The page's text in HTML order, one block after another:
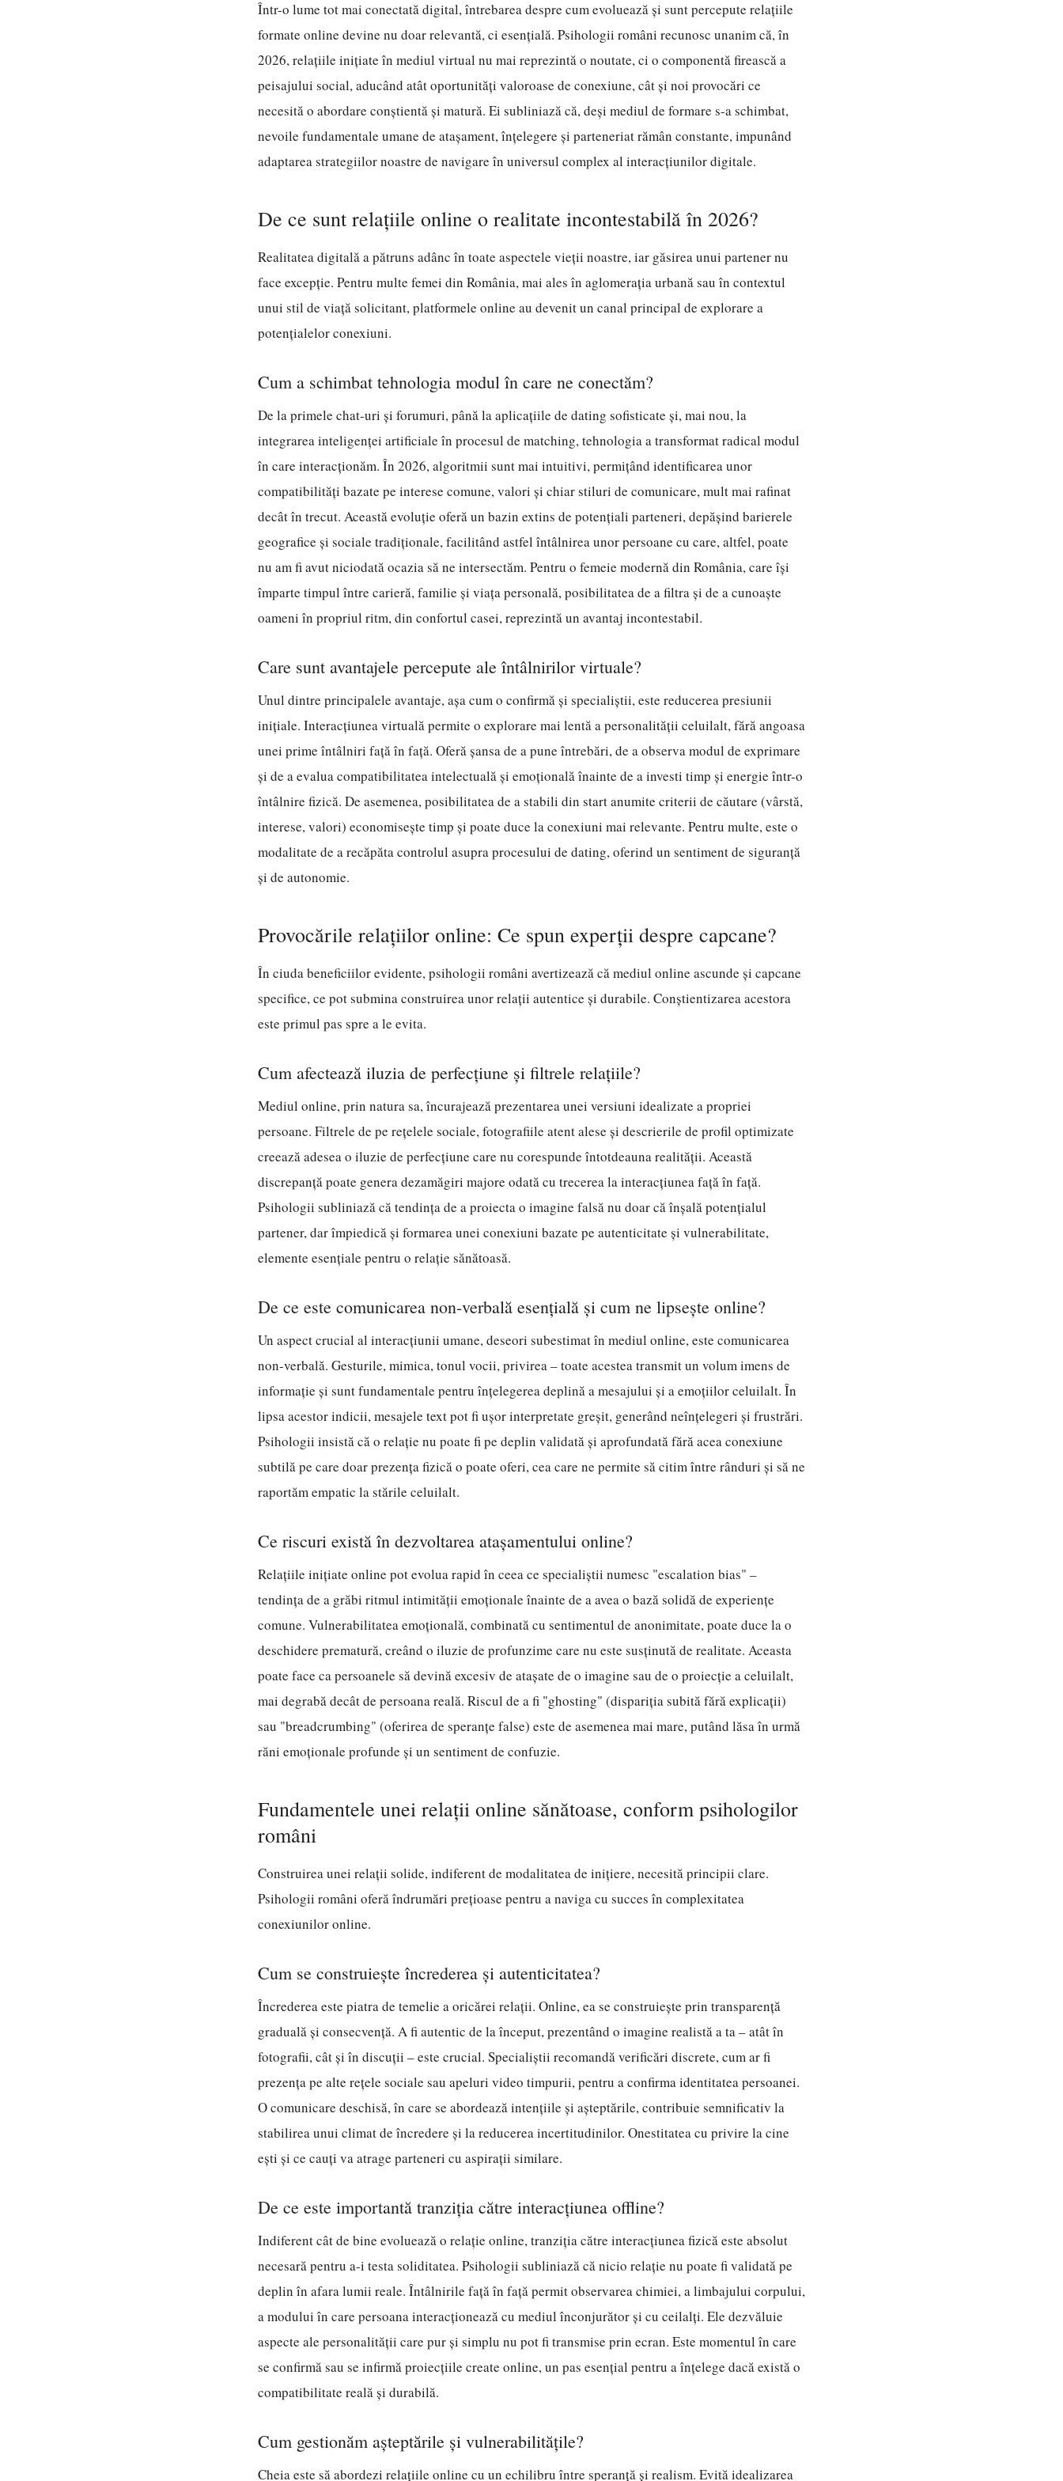
Într-o lume tot mai conectată digital, întrebarea despre cum evoluează și sunt percepute relațiile
formate online devine nu doar relevantă, ci esențială. Psihologii români recunosc unanim că, în
2026, relațiile inițiate în mediul virtual nu mai reprezintă o noutate, ci o componentă firească a
peisajului social, aducând atât oportunități valoroase de conexiune, cât și noi provocări ce
necesită o abordare conștientă și matură. Ei subliniază că, deși mediul de formare s-a schimbat,
nevoile fundamentale umane de atașament, înțelegere și parteneriat rămân constante, impunând
adaptarea strategiilor noastre de navigare în universul complex al interacțiunilor digitale.
De ce sunt relațiile online o realitate incontestabilă în 2026?
Realitatea digitală a pătruns adânc în toate aspectele vieții noastre, iar găsirea unui partener nu
face excepție. Pentru multe femei din România, mai ales în aglomerația urbană sau în contextul
unui stil de viață solicitant, platformele online au devenit un canal principal de explorare a
potențialelor conexiuni.
Cum a schimbat tehnologia modul în care ne conectăm?
De la primele chat-uri și forumuri, până la aplicațiile de dating sofisticate și, mai nou, la
integrarea inteligenței artificiale în procesul de matching, tehnologia a transformat radical modul
în care interacționăm. În 2026, algoritmii sunt mai intuitivi, permițând identificarea unor
compatibilități bazate pe interese comune, valori și chiar stiluri de comunicare, mult mai rafinat
decât în trecut. Această evoluție oferă un bazin extins de potențiali parteneri, depășind barierele
geografice și sociale tradiționale, facilitând astfel întâlnirea unor persoane cu care, altfel, poate
nu am fi avut niciodată ocazia să ne intersectăm. Pentru o femeie modernă din România, care își
împarte timpul între carieră, familie și viața personală, posibilitatea de a filtra și de a cunoaște
oameni în propriul ritm, din confortul casei, reprezintă un avantaj incontestabil.
Care sunt avantajele percepute ale întâlnirilor virtuale?
Unul dintre principalele avantaje, așa cum o confirmă și specialiștii, este reducerea presiunii
inițiale. Interacțiunea virtuală permite o explorare mai lentă a personalității celuilalt, fără angoasa
unei prime întâlniri față în față. Oferă șansa de a pune întrebări, de a observa modul de exprimare
și de a evalua compatibilitatea intelectuală și emoțională înainte de a investi timp și energie într-o
întâlnire fizică. De asemenea, posibilitatea de a stabili din start anumite criterii de căutare (vârstă,
interese, valori) economisește timp și poate duce la conexiuni mai relevante. Pentru multe, este o
modalitate de a recăpăta controlul asupra procesului de dating, oferind un sentiment de siguranță
și de autonomie.
Provocările relațiilor online: Ce spun experții despre capcane?
În ciuda beneficiilor evidente, psihologii români avertizează că mediul online ascunde și capcane
specifice, ce pot submina construirea unor relații autentice și durabile. Conștientizarea acestora
este primul pas spre a le evita.
Cum afectează iluzia de perfecțiune și filtrele relațiile?
Mediul online, prin natura sa, încurajează prezentarea unei versiuni idealizate a propriei
persoane. Filtrele de pe rețelele sociale, fotografiile atent alese și descrierile de profil optimizate
creează adesea o iluzie de perfecțiune care nu corespunde întotdeauna realității. Această
discrepanță poate genera dezamăgiri majore odată cu trecerea la interacțiunea față în față.
Psihologii subliniază că tendința de a proiecta o imagine falsă nu doar că înșală potențialul
partener, dar împiedică și formarea unei conexiuni bazate pe autenticitate și vulnerabilitate,
elemente esențiale pentru o relație sănătoasă.
De ce este comunicarea non-verbală esențială și cum ne lipsește online?
Un aspect crucial al interacțiunii umane, deseori subestimat în mediul online, este comunicarea
non-verbală. Gesturile, mimica, tonul vocii, privirea – toate acestea transmit un volum imens de
informație și sunt fundamentale pentru înțelegerea deplină a mesajului și a emoțiilor celuilalt. În
lipsa acestor indicii, mesajele text pot fi ușor interpretate greșit, generând neînțelegeri și frustrări.
Psihologii insistă că o relație nu poate fi pe deplin validată și aprofundată fără acea conexiune
subtilă pe care doar prezența fizică o poate oferi, cea care ne permite să citim între rânduri și să ne
raportăm empatic la stările celuilalt.
Ce riscuri există în dezvoltarea atașamentului online?
Relațiile inițiate online pot evolua rapid în ceea ce specialiștii numesc "escalation bias" –
tendința de a grăbi ritmul intimității emoționale înainte de a avea o bază solidă de experiențe
comune. Vulnerabilitatea emoțională, combinată cu sentimentul de anonimitate, poate duce la o
deschidere prematură, creând o iluzie de profunzime care nu este susținută de realitate. Aceasta
poate face ca persoanele să devină excesiv de atașate de o imagine sau de o proiecție a celuilalt,
mai degrabă decât de persoana reală. Riscul de a fi "ghosting" (dispariția subită fără explicații)
sau "breadcrumbing" (oferirea de speranțe false) este de asemenea mai mare, putând lăsa în urmă
răni emoționale profunde și un sentiment de confuzie.
Fundamentele unei relații online sănătoase, conform psihologilor
români
Construirea unei relații solide, indiferent de modalitatea de inițiere, necesită principii clare.
Psihologii români oferă îndrumări prețioase pentru a naviga cu succes în complexitatea
conexiunilor online.
Cum se construiește încrederea și autenticitatea?
Încrederea este piatra de temelie a oricărei relații. Online, ea se construiește prin transparență
graduală și consecvență. A fi autentic de la început, prezentând o imagine realistă a ta – atât în
fotografii, cât și în discuții – este crucial. Specialiștii recomandă verificări discrete, cum ar fi
prezența pe alte rețele sociale sau apeluri video timpurii, pentru a confirma identitatea persoanei.
O comunicare deschisă, în care se abordează intențiile și așteptările, contribuie semnificativ la
stabilirea unui climat de încredere și la reducerea incertitudinilor. Onestitatea cu privire la cine
ești și ce cauți va atrage parteneri cu aspirații similare.
De ce este importantă tranziția către interacțiunea offline?
Indiferent cât de bine evoluează o relație online, tranziția către interacțiunea fizică este absolut
necesară pentru a-i testa soliditatea. Psihologii subliniază că nicio relație nu poate fi validată pe
deplin în afara lumii reale. Întâlnirile față în față permit observarea chimiei, a limbajului corpului,
a modului în care persoana interacționează cu mediul înconjurător și cu ceilalți. Ele dezvăluie
aspecte ale personalității care pur și simplu nu pot fi transmise prin ecran. Este momentul în care
se confirmă sau se infirmă proiecțiile create online, un pas esențial pentru a înțelege dacă există o
compatibilitate reală și durabilă.
Cum gestionăm așteptările și vulnerabilitățile?
Cheia este să abordezi relațiile online cu un echilibru între speranță și realism. Evită idealizarea